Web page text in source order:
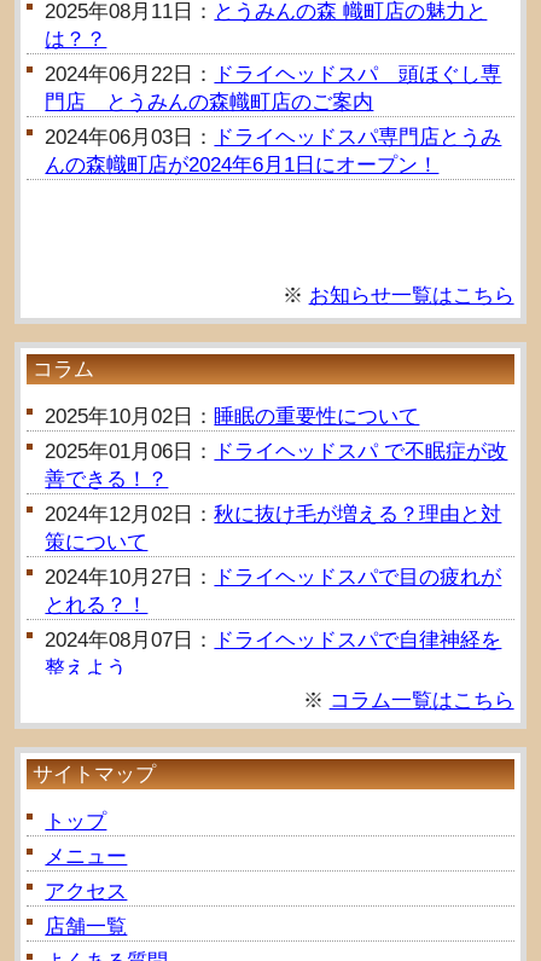
2025年08月11日： とうみんの森 幟町店の魅力と
は？？
2024年06月22日：
ドライヘッドスパ 頭ほぐし専
門店 とうみんの森幟町店のご案内
2024年06月03日：
ドライヘッドスパ専門店とうみ
んの森幟町店が2024年6月1日にオープン！
※ お知らせ一覧はこちら
コラム
2025年10月02日： 睡眠の重要性について
2025年01月06日：
ドライヘッドスパ で不眠症が改
善できる！？
2024年12月02日：秋に抜け毛が増える？理由と対
策について
2024年10月27日：
ドライヘッドスパで目の疲れが
とれる？！
2024年08月07日：
ドライヘッドスパで自律神経を
整えよう
ドライヘッドスパで脳疲労を改
善！
※ コラム一覧はこちら
サイトマップ
トップ
メニュー
アクセス
店舗一覧